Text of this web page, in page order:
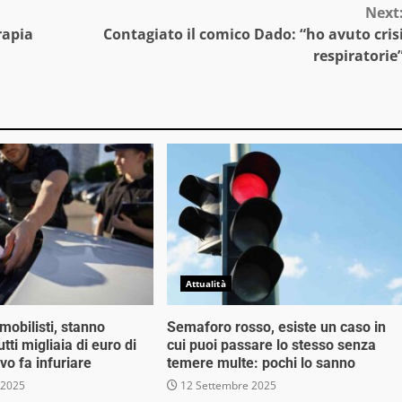
Contagiato il comico Dado: “ho avuto
stanno
migliaia di euro di
fa infuriare
Attualità
Semaforo rosso, esiste un caso in
cui puoi passare lo stesso senza
temere multe: pochi lo sanno
12 Settembre 2025